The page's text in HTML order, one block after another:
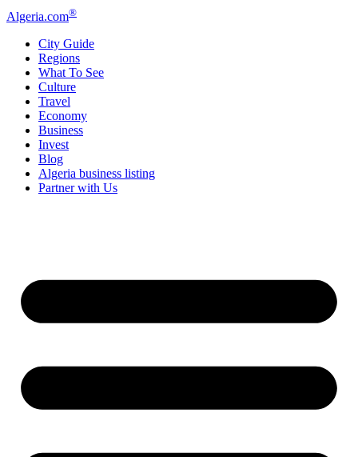
Algeria.com®
City Guide
Regions
What To See
Culture
Travel
Economy
Business
Invest
Blog
Algeria business listing
Partner with Us